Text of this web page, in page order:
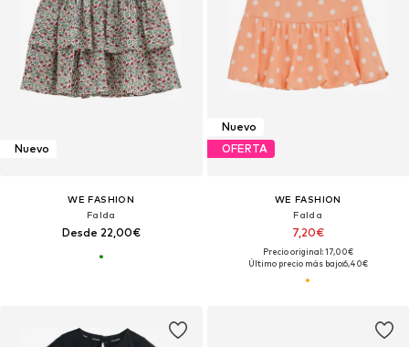
Nuevo
WE FASHION
Falda
Desde 22,00€
Nuevo
OFERTA
WE FASHION
Falda
7,20€
Precio original: 17,00€
Último precio más bajo:6,40€